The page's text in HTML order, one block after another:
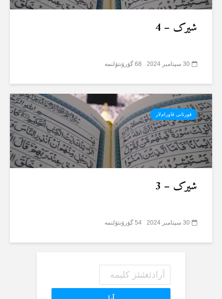
شیرک – 4
30 سپتامبر 2024 68 گؤرۆنتۆلنمە
قورئانی قاورام‌لار
شیرک – 3
30 سپتامبر 2024 54 گؤرۆنتۆلنمە